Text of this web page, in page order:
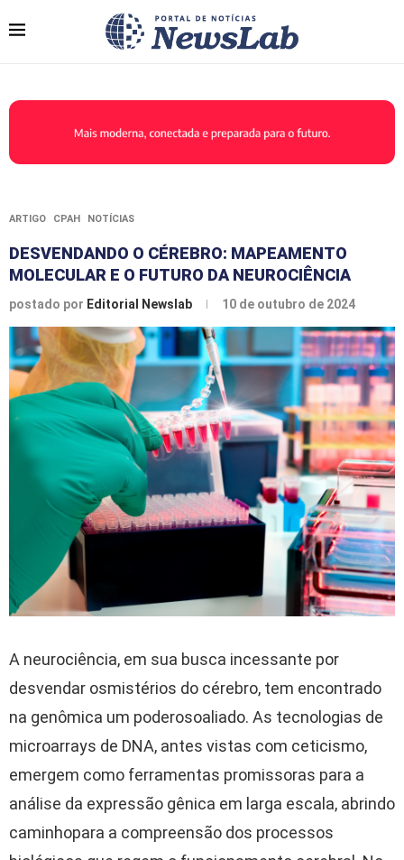
ARTIGO CPAH NOTÍCIAS
DESVENDANDO O CÉREBRO: MAPEAMENTO
MOLECULAR E O FUTURO DA NEUROCIÊNCIA
postado por Editorial Newslab 10 de outubro de 2024
A neurociência, em sua busca incessante por
desvendar osmistérios do cérebro, tem encontrado
na genômica um poderosoaliado. As tecnologias de
microarrays de DNA, antes vistas com ceticismo,
emergem como ferramentas promissoras para a
análise da expressão gênica em larga escala, abrindo
caminhopara a compreensão dos processos